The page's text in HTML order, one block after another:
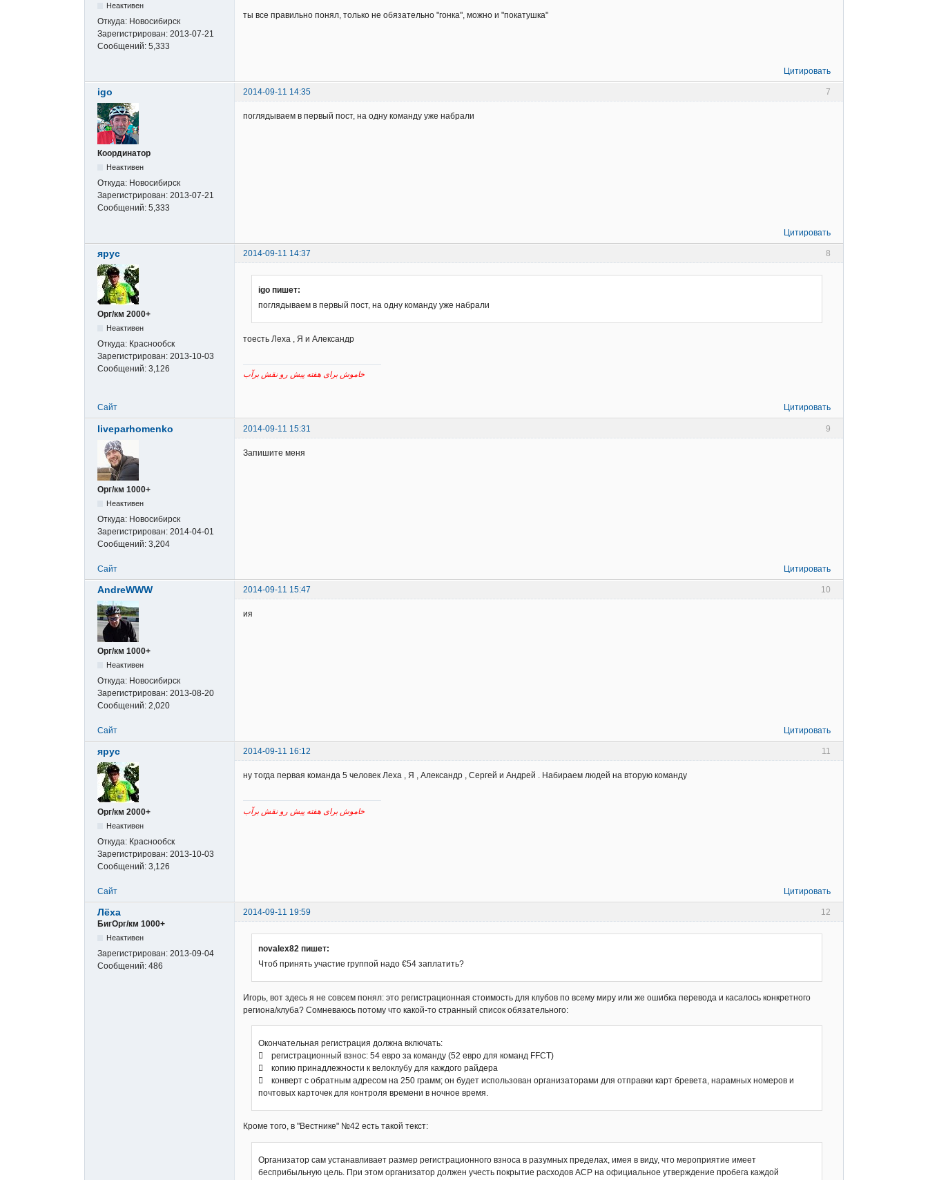
Неактивен
Откуда: Новосибирск
Зарегистрирован: 2013-07-21
Сообщений: 5,333
ты все правильно понял, только не обязательно "гонка", можно и "покатушка"
Цитировать
7
igo 2014-09-11 14:35
Координатор
Неактивен
Откуда: Новосибирск
Зарегистрирован: 2013-07-21
Сообщений: 5,333
поглядываем в первый пост, на одну команду уже набрали
Цитировать
8
ярус 2014-09-11 14:37
Орг/км 2000+
Неактивен
Откуда: Краснообск
Зарегистрирован: 2013-10-03
Сообщений: 3,126
igo пишет:
поглядываем в первый пост, на одну команду уже набрали
тоесть Леха , Я и Александр
Сайт Цитировать
9
liveparhomenko 2014-09-11 15:31
Орг/км 1000+
Неактивен
Откуда: Новосибирск
Зарегистрирован: 2014-04-01
Сообщений: 3,204
Запишите меня
Сайт Цитировать
10
AndreWWW 2014-09-11 15:47
Орг/км 1000+
Неактивен
Откуда: Новосибирск
Зарегистрирован: 2013-08-20
Сообщений: 2,020
ия
Сайт Цитировать
11
ярус 2014-09-11 16:12
Орг/км 2000+
Неактивен
Откуда: Краснообск
Зарегистрирован: 2013-10-03
Сообщений: 3,126
ну тогда первая команда 5 человек Леха , Я , Александр , Сергей и Андрей . Набираем людей на вторую команду
Сайт Цитировать
12
Лёха
2014-09-11 19:59
БигОрг/км 1000+
Неактивен
Зарегистрирован: 2013-09-04
Сообщений: 486
novalex82 пишет:
Чтоб принять участие группой надо €54 заплатить?
Игорь, вот здесь я не совсем понял: это регистрационная стоимость для клубов по всему миру или же ошибка перевода и касалось конкретного
региона/клуба? Сомневаюсь потому что какой-то странный список обязательного:
Окончательная регистрация должна включать:
 регистрационный взнос: 54 евро за команду (52 евро для команд FFCT)
 копию принадлежности к велоклубу для каждого райдера
 конверт с обратным адресом на 250 грамм; он будет использован организаторами для отправки карт бревета, нарамных номеров и
почтовых карточек для контроля времени в ночное время.
Кроме того, в "Вестнике" №42 есть такой текст:
Организатор сам устанавливает размер регистрационного взноса в разумных пределах, имея в виду, что мероприятие имеет
бесприбыльную цель. При этом организатор должен учесть покрытие расходов АСР на официальное утверждение пробега каждой